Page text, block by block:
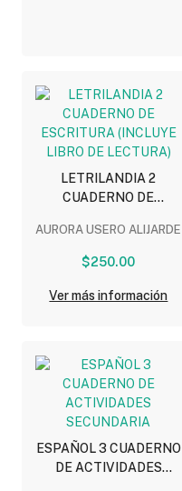
LETRILANDIA 2
CUADERNO DE
LIBRO DE LECTURA)
AURORA USERO ALIJARDE
$250.00
Ver más información
ESPAÑOL 3 CUADERNO
DE ACTIVIDADES